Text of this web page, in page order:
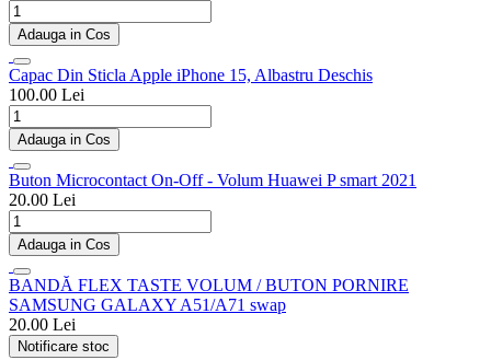
Adauga in Cos
Capac Din Sticla Apple iPhone 15, Albastru Deschis
100.00 Lei
Adauga in Cos
Buton Microcontact On-Off - Volum Huawei P smart 2021
20.00 Lei
Adauga in Cos
BANDĂ FLEX TASTE VOLUM / BUTON PORNIRE
SAMSUNG GALAXY A51/A71 swap
20.00 Lei
Notificare stoc